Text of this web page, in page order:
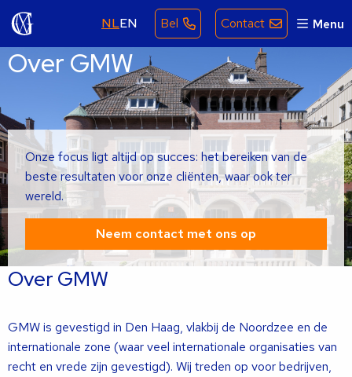
NLEN Bel Contact Menu
Over GMW
Onze focus ligt altijd op succes: het bereiken van de
beste resultaten voor onze cliënten, waar ook ter
wereld.
Neem contact met ons op
Over GMW
GMW is gevestigd in Den Haag, vlakbij de Noordzee en de
internationale zone (waar veel internationale organisaties van
recht en vrede zijn gevestigd). Wij treden op voor bedrijven,